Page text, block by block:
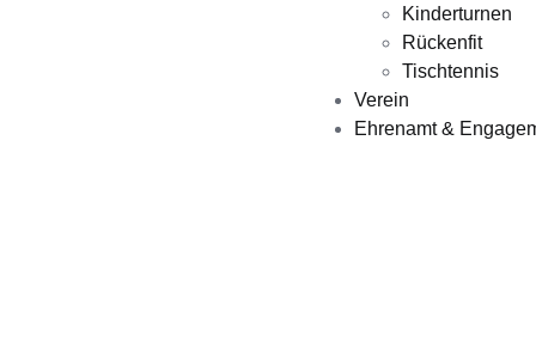
Kinderturnen
Rückenfit
Tischtennis
Verein
Ehrenamt &